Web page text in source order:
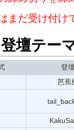
まだ受け付け
壇テー
登
芭蕉